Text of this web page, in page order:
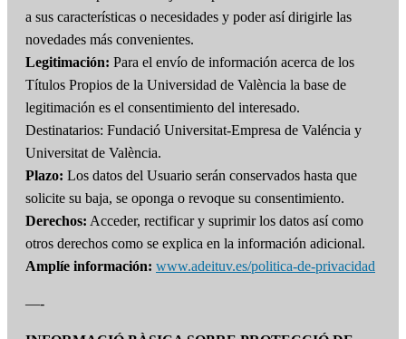
a sus características o necesidades y poder así dirigirle las
novedades más convenientes.
Legitimación: Para el envío de información acerca de los
Títulos Propios de la Universidad de València la base de
legitimación es el consentimiento del interesado.
Destinatarios: Fundació Universitat-Empresa de Valéncia y
Universitat de València.
Plazo: Los datos del Usuario serán conservados hasta que
solicite su baja, se oponga o revoque su consentimiento.
Derechos: Acceder, rectificar y suprimir los datos así como
otros derechos como se explica en la información adicional.
Amplíe información: www.adeituv.es/politica-de-privacidad
—-